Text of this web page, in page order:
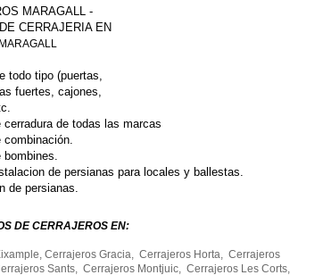
MARAGALL -
CERRAJERIA EN
MARAGALL
todo tipo (puertas,
fuertes, cajones,
cerradura de todas las marcas
combinación.
bombines.
de persianas para locales y ballestas.
de persianas.
DE CERRAJEROS EN:
Cerrajeros Gracia, Cerrajeros Horta, Cerrajeros
Sants, Cerrajeros Montjuic, Cerrajeros Les Corts,